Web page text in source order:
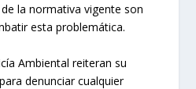
la normativa vigente son
esta problemática.
Ambiental reiteran su
denunciar cualquier